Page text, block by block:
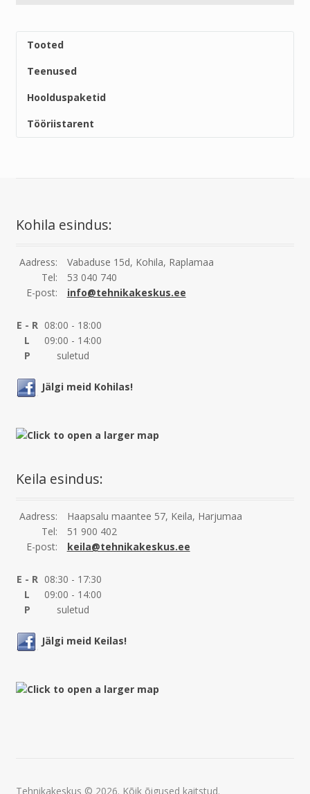
Tooted
Teenused
Hoolduspaketid
Tööriistarent
Kohila esindus:
Aadress:
Vabaduse 15d, Kohila, Raplamaa
Tel:
53 040 740
E-post:
info@tehnikakeskus.ee
E - R 08:00 - 18:00
L
09:00 - 14:00
P
suletud
Jälgi meid Kohilas!
Keila esindus:
Aadress:
Haapsalu maantee 57, Keila, Harjumaa
Tel:
51 900 402
E-post:
keila@tehnikakeskus.ee
E - R 08:30 - 17:30
L
09:00 - 14:00
P
suletud
Jälgi meid Keilas!
Tehnikakeskus © 2026. Kõik õigused kaitstud.